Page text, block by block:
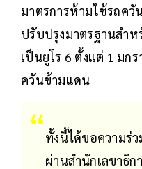
มาตรการห้ามใช้รถควั
ปรับปรุงมาตรฐานสำ
เป็นยูโร 6 ตั้งแต่ 1 มก
ควันข้ามแดน
ทั้งนี้ได้ขอความร่
ผ่านสำนักเลขาธิก